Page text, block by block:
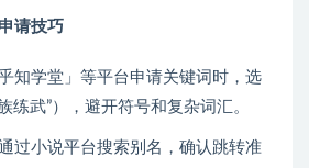
请技巧
知学堂」等平台申请关键词时，选
练武”），避开符号和复杂词汇。
过小说平台搜索别名，确认跳转准